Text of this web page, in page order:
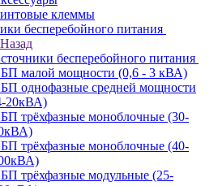
клеммы
бесперебойного питания
Назад
бесперебойного питания
малой мощности (0,6 - 3 кВА)
однофазные средней мощности
20кВА)
трёхфазные моноблочные (30-
трёхфазные моноблочные (40-
трёхфазные модульные (25-